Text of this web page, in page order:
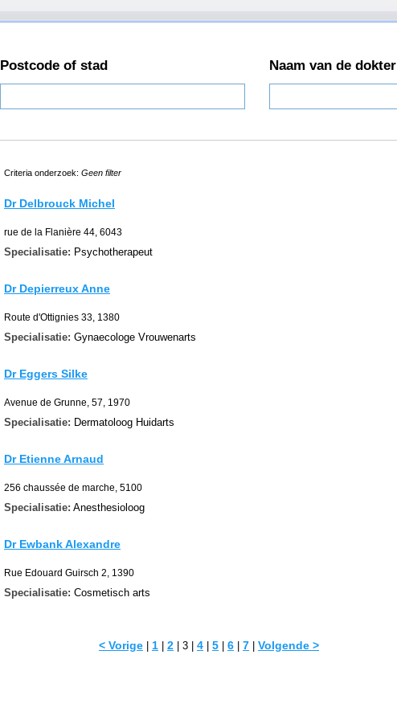
Postcode of stad Naam van de dokter
Criteria onderzoek: Geen filter
Dr Delbrouck Michel
rue de la Flanière 44, 6043
Specialisatie: Psychotherapeut
Dr Depierreux Anne
Route d'Ottignies 33, 1380
Specialisatie: Gynaecologe Vrouwenarts
Dr Eggers Silke
Avenue de Grunne, 57, 1970
Specialisatie: Dermatoloog Huidarts
Dr Etienne Arnaud
256 chaussée de marche, 5100
Specialisatie: Anesthesioloog
Dr Ewbank Alexandre
Rue Edouard Guirsch 2, 1390
Specialisatie: Cosmetisch arts
< Vorige 1 2 | 3 | 4 5 6 7 Volgende >